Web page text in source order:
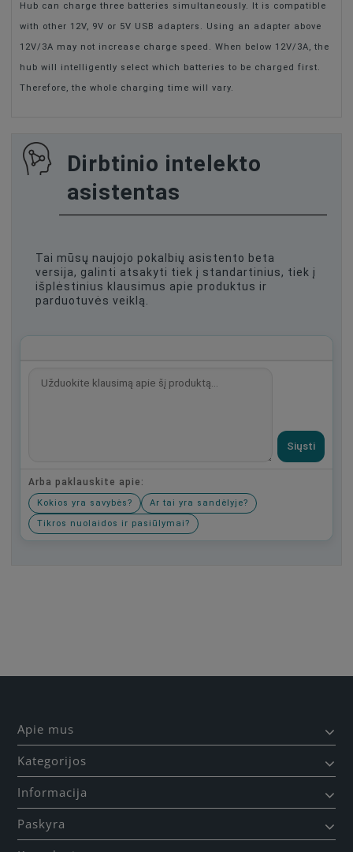
Hub can charge three batteries simultaneously. It is compatible
with other 12V, 9V or 5V USB adapters. Using an adapter above
12V/3A may not increase charge speed. When below 12V/3A, the
hub will intelligently select which batteries to be charged first.
Therefore, the whole charging time will vary.
Dirbtinio intelekto
asistentas
Tai mūsų naujojo pokalbių asistento beta
versija, galinti atsakyti tiek į standartinius, tiek į
išplėstinius klausimus apie produktus ir
parduotuvės veiklą.
Siųsti
Arba paklauskite apie:
Kokios yra savybės?
Ar tai yra sandėlyje?
Tikros nuolaidos ir pasiūlymai?
Apie mus
Kategorijos
Informacija
Paskyra